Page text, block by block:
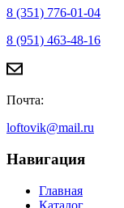
8 (351) 776-01-04
8 (951) 463-48-16
Почта:
loftovik@mail.ru
Навигация
Главная
Каталог